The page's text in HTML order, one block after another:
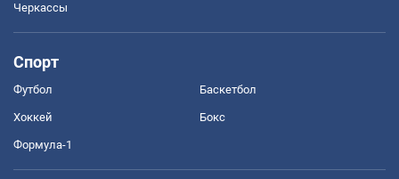
Черкассы
Спорт
Футбол Баскетбол
Хоккей Бокс
Формула-1